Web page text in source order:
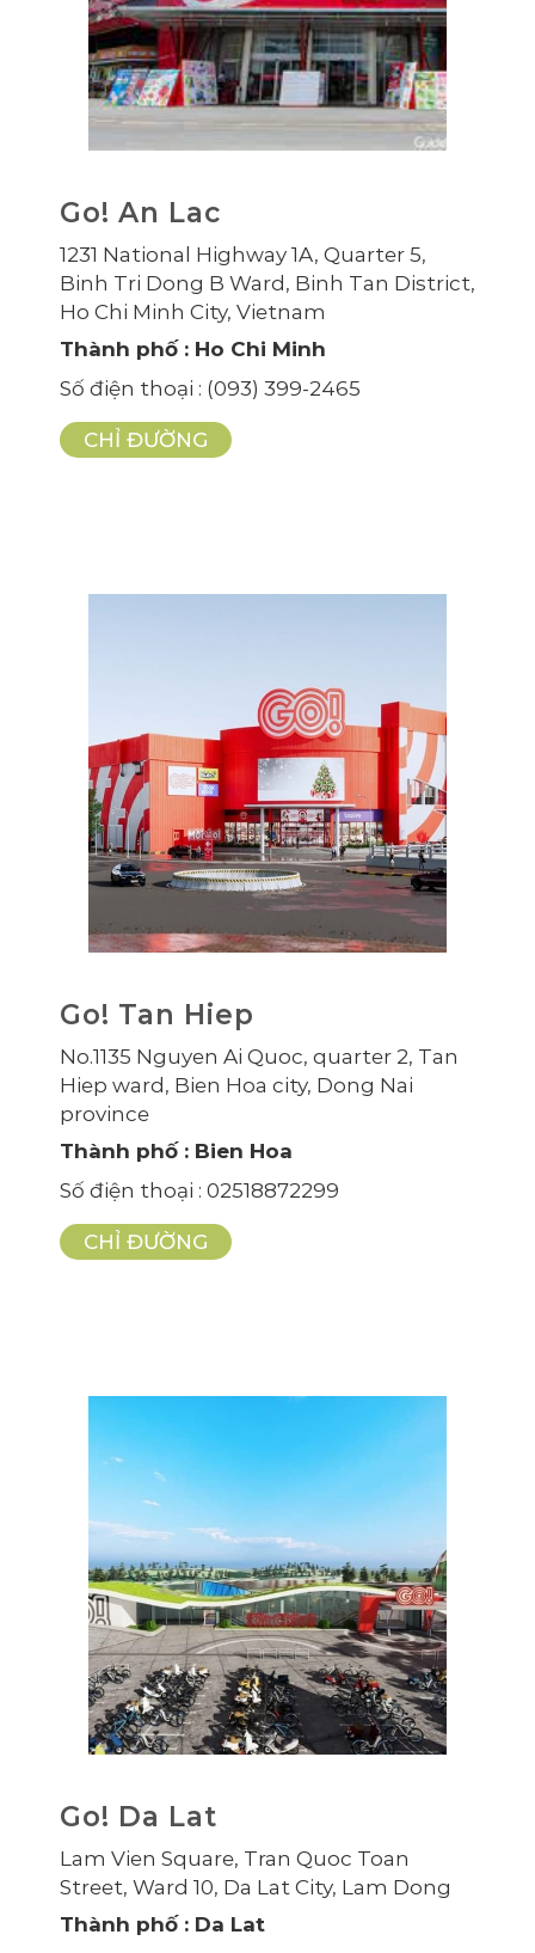
Go! An Lac
1231 National Highway 1A, Quarter 5,
Binh Tri Dong B Ward, Binh Tan District,
Ho Chi Minh City, Vietnam
Thành phố: Ho Chi Minh
Số điện thoại : (093) 399-2465
CHỈ ĐƯỜNG
Go! Tan Hiep
No.1135 Nguyen Ai Quoc, quarter 2, Tan
Hiep ward, Bien Hoa city, Dong Nai
province
Thành phố: Bien Hoa
Số điện thoại : 02518872299
CHỈ ĐƯỜNG
Go! Da Lat
Lam Vien Square, Tran Quoc Toan
Street, Ward 10, Da Lat City, Lam Dong
Thành phố: Da Lat